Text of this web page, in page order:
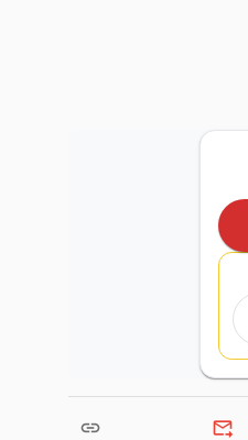
forward_to_inbox
link